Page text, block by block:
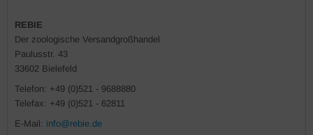
REBIE
Der zoologische Versandgroßhandel
Paulusstr. 43
33602 Bielefeld
Telefon: +49 (0)521 - 9688880
Telefax: +49 (0)521 - 62811
E-Mail: info@rebie.de